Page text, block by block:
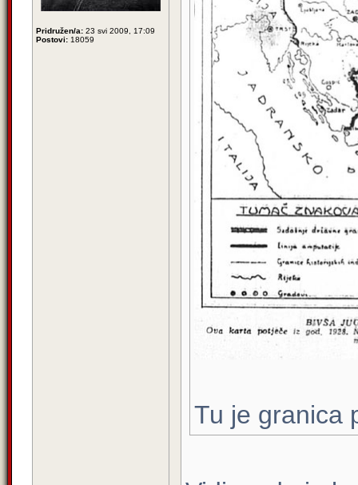
Pridružen/a: 23 svi 2009, 17:09
Postovi: 18059
Tu je granica